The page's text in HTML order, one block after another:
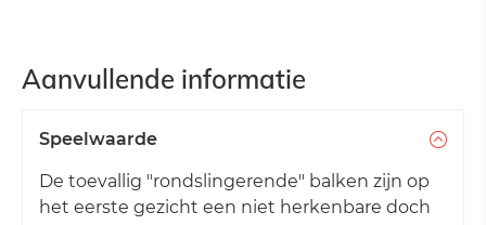
Aanvullende informatie
Speelwaarde
De toevallig "rondslingerende" balken zijn op
het eerste gezicht een niet herkenbare doch